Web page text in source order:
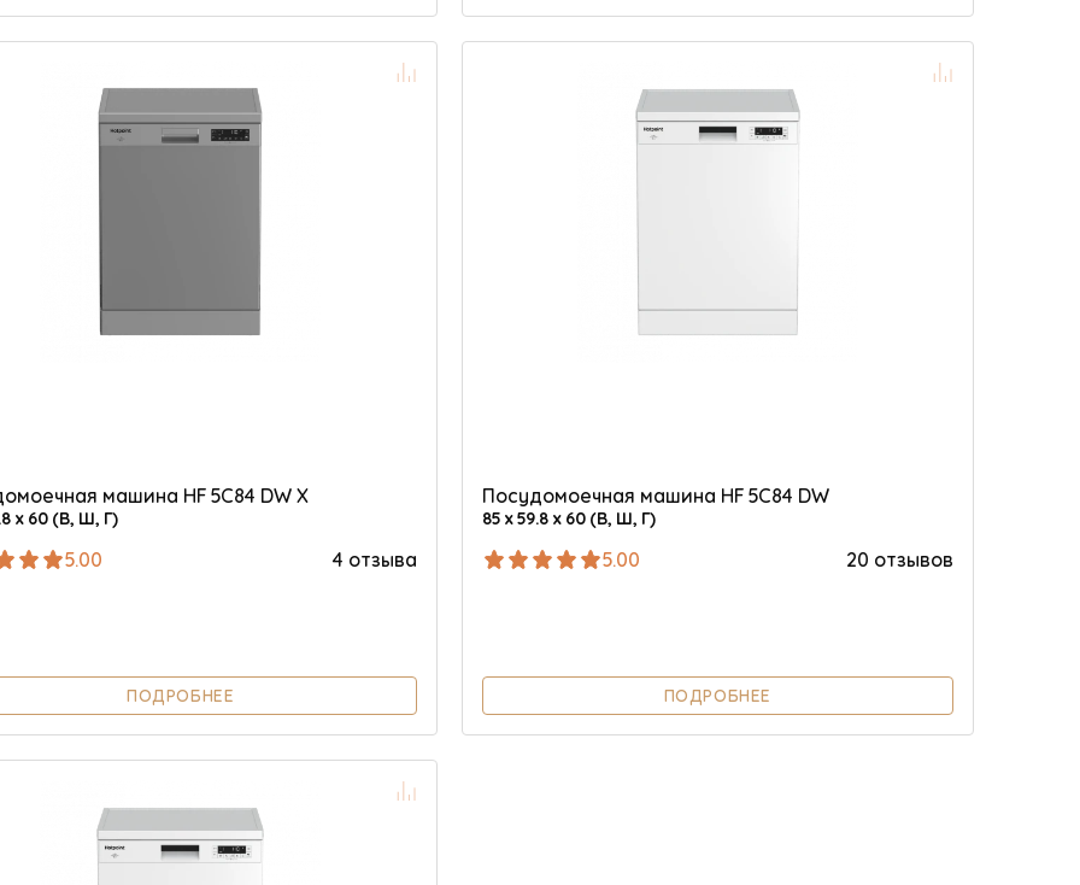
машина HF 5C84 DW X
х 60 (В, Ш, Г)
5.00 4 отзыва
ПОДРОБНЕЕ
Посудомоечная машина HF 5C84 DW
85 х 59.8 х 60 (В, Ш, Г)
5.00 20 отзывов
ПОДРОБНЕЕ